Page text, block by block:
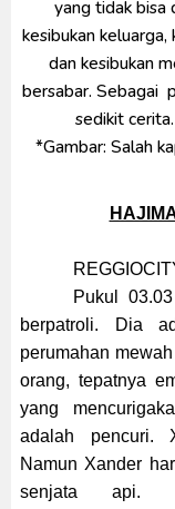
yang tidak bisa
kesibukan keluarga,
dan kesibukan
bersabar. Sebagai
sedikit
*Gambar: Salah
REGGIO
Pukul
berpatroli. Dia
perumahan
orang, tepatnya
yang
adalah pencuri.
Namun Xander
senjata api.